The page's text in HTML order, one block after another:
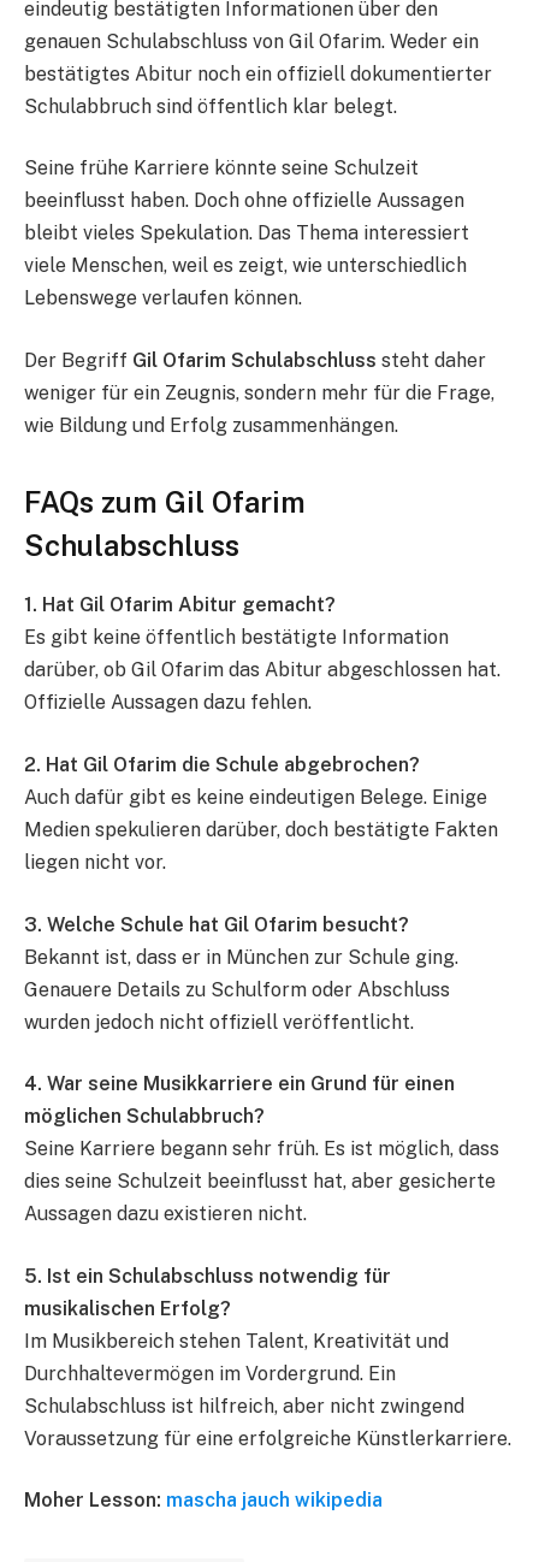
eindeutig bestätigten Informationen über den
genauen Schulabschluss von Gil Ofarim. Weder ein
bestätigtes Abitur noch ein offiziell dokumentierter
Schulabbruch sind öffentlich klar belegt.
Seine frühe Karriere könnte seine Schulzeit
beeinflusst haben. Doch ohne offizielle Aussagen
bleibt vieles Spekulation. Das Thema interessiert
viele Menschen, weil es zeigt, wie unterschiedlich
Lebenswege verlaufen können.
Der Begriff Gil Ofarim Schulabschluss steht daher
weniger für ein Zeugnis, sondern mehr für die Frage,
wie Bildung und Erfolg zusammenhängen.
FAQs zum Gil Ofarim
Schulabschluss
1. Hat Gil Ofarim Abitur gemacht?
Es gibt keine öffentlich bestätigte Information
darüber, ob Gil Ofarim das Abitur abgeschlossen hat.
Offizielle Aussagen dazu fehlen.
2. Hat Gil Ofarim die Schule abgebrochen?
Auch dafür gibt es keine eindeutigen Belege. Einige
Medien spekulieren darüber, doch bestätigte Fakten
liegen nicht vor.
3. Welche Schule hat Gil Ofarim besucht?
Bekannt ist, dass er in München zur Schule ging.
Genauere Details zu Schulform oder Abschluss
wurden jedoch nicht offiziell veröffentlicht.
4. War seine Musikkarriere ein Grund für einen
möglichen Schulabbruch?
Seine Karriere begann sehr früh. Es ist möglich, dass
dies seine Schulzeit beeinflusst hat, aber gesicherte
Aussagen dazu existieren nicht.
5. Ist ein Schulabschluss notwendig für
musikalischen Erfolg?
Im Musikbereich stehen Talent, Kreativität und
Durchhaltevermögen im Vordergrund. Ein
Schulabschluss ist hilfreich, aber nicht zwingend
Voraussetzung für eine erfolgreiche Künstlerkarriere.
Moher Lesson: mascha jauch wikipedia